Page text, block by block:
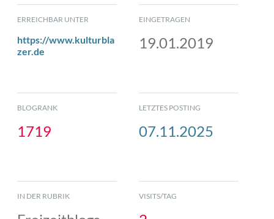
ERREICHBAR UNTER
https://www.kulturbla
zer.de
EINGETRAGEN
19.01.2019
BLOGRANK
1719
LETZTES POSTING
07.11.2025
IN DER RUBRIK VISITS/TAG